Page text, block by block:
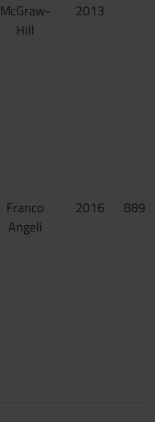
McGraw-
Hill
2013
Franco
Angeli
2016